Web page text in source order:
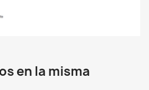
en la misma